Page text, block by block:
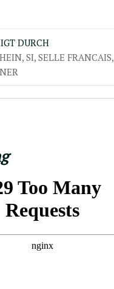
DURCH
SI, SELLE FRANCAIS,